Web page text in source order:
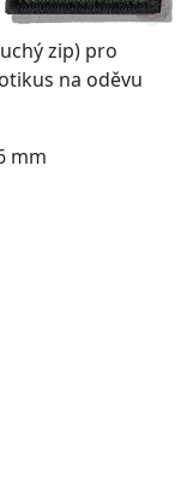
zip) pro
na oděvu
mm